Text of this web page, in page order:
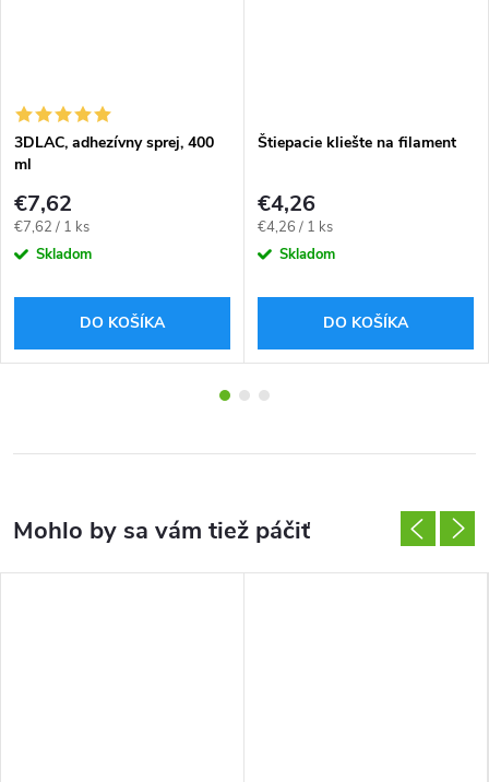
3DLAC, adhezívny sprej, 400
ml
€7,62
Jednotková
cena:
€7,62 / 1 ks
Skladom
DO KOŠÍKA
Štiepacie kliešte na filament
€4,26
Jednotková
cena:
€4,26 / 1 ks
Skladom
DO KOŠÍKA